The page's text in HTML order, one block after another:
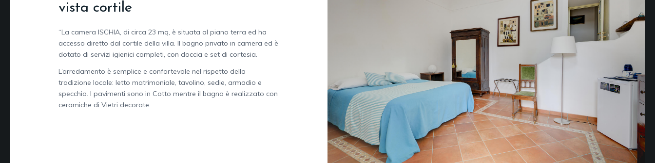
vista cortile
“La camera ISCHIA, di circa 23 mq, è situata al piano terra ed ha
accesso diretto dal cortile della villa. Il bagno privato in camera ed è
dotato di servizi igienici completi, con doccia e set di cortesia.
L’arredamento è semplice e confortevole nel rispetto della
tradizione locale: letto matrimoniale, tavolino, sedie, armadio e
specchio. I pavimenti sono in Cotto mentre il bagno è realizzato con
ceramiche di Vietri decorate.